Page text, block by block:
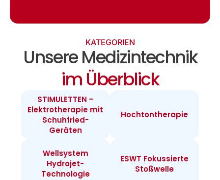
KATEGORIEN
Unsere Medizintechnik
im Überblick
STIMULETTEN –
Elektrotherapie mit
Schuhfried-
Geräten
Hochtontherapie
Wellsystem
Hydrojet-
Technologie
ESWT Fokussierte
Stoßwelle